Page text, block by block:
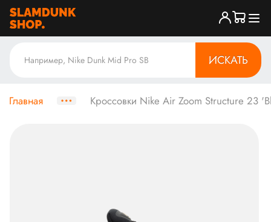
ИСКАТЬ
Главная Кроссовки Nike Air Zoom Structure 23